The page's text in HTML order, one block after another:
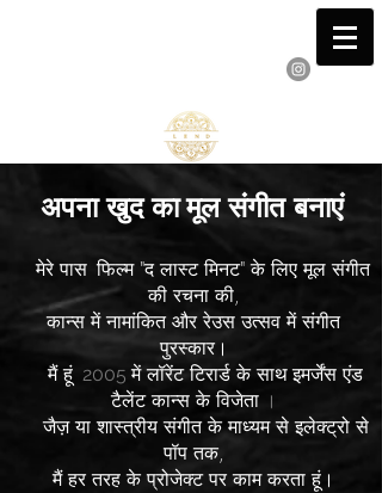
अपना खुद कामूल संगीत बनाएं
मेरे पास फिल्म "द लास्ट मिनट" के लिए मूल संगीत
की रचना की,
कान्स में नामांकित और रेउस उत्सव में संगीत
पुरस्कार।
मैं हूं 2005में लॉरेंट टिरार्ड के साथइमर्जेंस एंड
टैलेंट कान्स के विजेता।
जैज़ या शास्त्रीय संगीत के माध्यम से इलेक्ट्रो से
पॉप तक,
मैं हर तरह के प्रोजेक्ट पर काम करता हूं।